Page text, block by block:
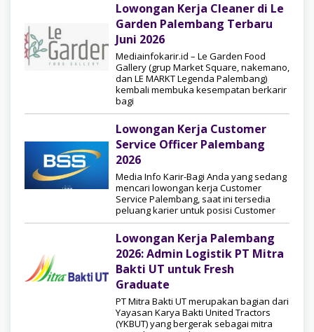
Lowongan Kerja Cleaner di Le
Garden Palembang Terbaru
Juni 2026
Mediainfokarir.id – Le Garden Food
Gallery (grup Market Square, nakemano,
dan LE MARKT Legenda Palembang)
kembali membuka kesempatan berkarir
bagi
Lowongan Kerja Customer
Service Officer Palembang
2026
Media Info Karir-Bagi Anda yang sedang
mencari lowongan kerja Customer
Service Palembang, saat ini tersedia
peluang karier untuk posisi Customer
Lowongan Kerja Palembang
2026: Admin Logistik PT Mitra
Bakti UT untuk Fresh
Graduate
PT Mitra Bakti UT merupakan bagian dari
Yayasan Karya Bakti United Tractors
(YKBUT) yang bergerak sebagai mitra